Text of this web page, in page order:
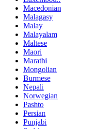
Macedonian
Malagasy
Malay
Malayalam
Maltese
Maori
Marathi
Mongolian
Burmese
Nepali
Norwegian
Pashto
Persian
Punjabi